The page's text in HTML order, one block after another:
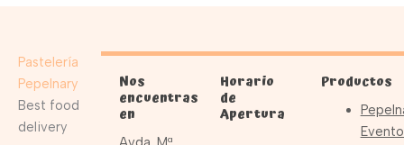
Pastelería
Pepelnary
Best food
delivery
Nos
encuentras
en
Horario
de
Apertura
Productos